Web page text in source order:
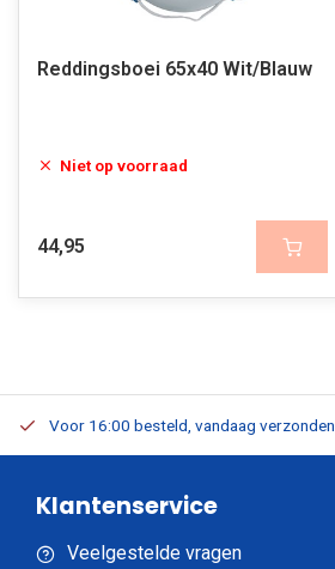
Reddingsboei 65x40 Wit/Blauw
Niet op voorraad
44,95
Voor 16:00 besteld, vandaag verzonden
Klantenservice
Veelgestelde vragen